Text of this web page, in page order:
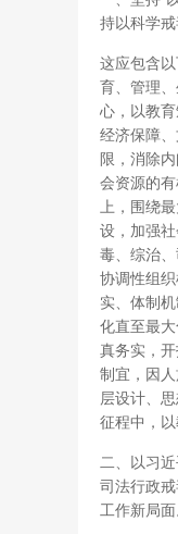
持以科学
这应包含
育、管理
心，以教
经济保障
限，消除
会资源的
上，围绕
设，加强
毒、综治
协调性组
实、体制
化直至最
真务实，
制宜，因
层设计、
征程中，
二、以习
司法行政
工作新局面